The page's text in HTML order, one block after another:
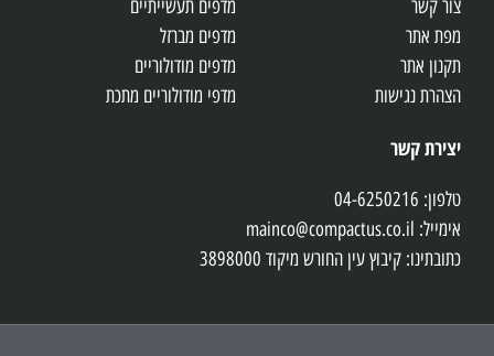
צור קשר
מפת אתר
תקנון אתר
הצהרת נגישות
מדפים תעשייתיים
מדפים מברזל
מדפים מודולוריים
מדפי מודולוריים מתכת
יצירת קשר
טלפון: 04-6250216
אימייל: mainco@compactus.co.il
כתובתינו: קיבוץ עין החורש מיקוד 3898000